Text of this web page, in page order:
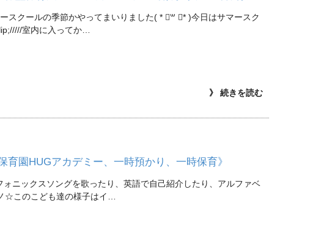
スクールの季節かやってまいりました( * ॑꒳ ॑* )今日はサマースク
室内に入ってか…
》 続きを読む
園HUGアカデミー、一時預かり、一時保育》
ニックスソングを歌ったり、英語で自己紹介したり、アルファベ
☆このこども達の様子はイ…